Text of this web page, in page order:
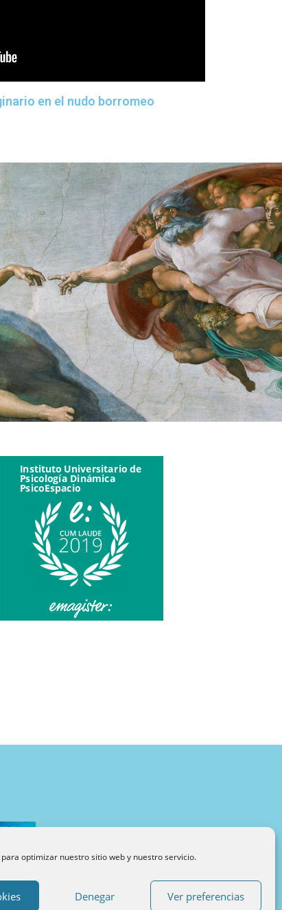
optimizar nuestro sitio web y nuestro servicio.
Denegar Ver preferencias
en el nudo borromeo
Blog de Psicología Metodología
Sobre INUPSI